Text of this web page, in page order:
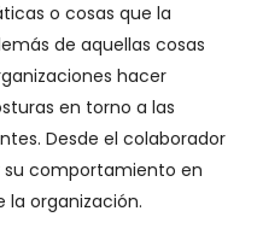
o cosas que la
de aquellas cosas
hacer
en torno a las
Desde el colaborador
comportamiento en
la organización.